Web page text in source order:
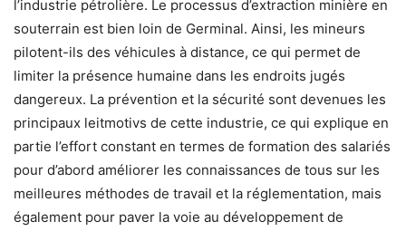
l’industrie pétrolière. Le processus d’extraction minière en
souterrain est bien loin de Germinal. Ainsi, les mineurs
pilotent-ils des véhicules à distance, ce qui permet de
limiter la présence humaine dans les endroits jugés
dangereux. La prévention et la sécurité sont devenues les
principaux leitmotivs de cette industrie, ce qui explique en
partie l’effort constant en termes de formation des salariés
pour d’abord améliorer les connaissances de tous sur les
meilleures méthodes de travail et la réglementation, mais
également pour paver la voie au développement de